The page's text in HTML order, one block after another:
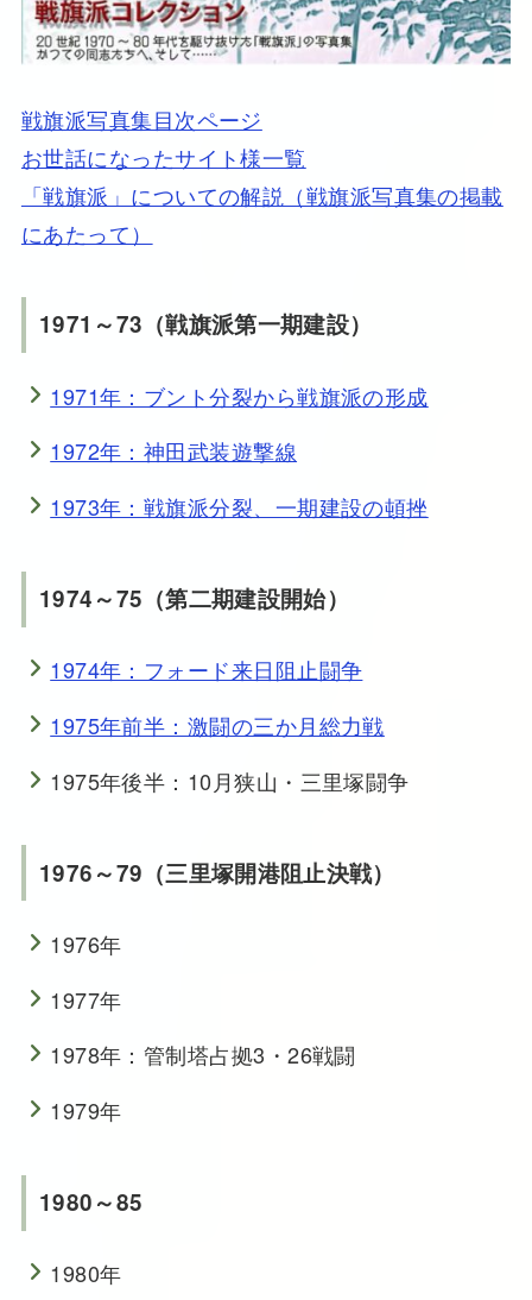
戦旗派写真集目次ページ
お世話になったサイト様一覧
「戦旗派」についての解説（戦旗派写真集の掲載
にあたって）
1971～73（戦旗派第一期建設）
1971年：ブント分裂から戦旗派の形成
1972年：神田武装遊撃線
1973年：戦旗派分裂、一期建設の頓挫
1974～75（第二期建設開始）
1974年：フォード来日阻止闘争
1975年前半：激闘の三か月総力戦
1975年後半：10月狭山・三里塚闘争
1976～79（三里塚開港阻止決戦）
1976年
1977年
1978年：管制塔占拠3・26戦闘
1979年
1980～85
1980年